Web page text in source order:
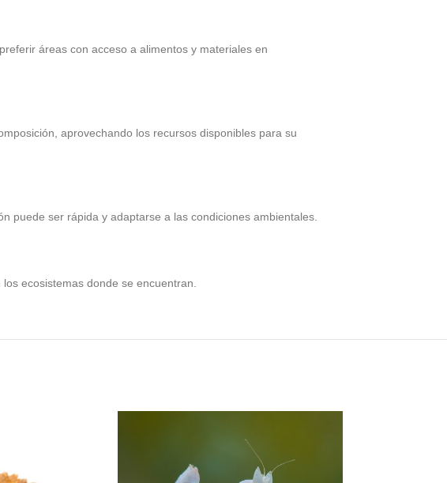
áreas con acceso a alimentos y materiales en
aprovechando los recursos disponibles para su
puede ser rápida y adaptarse a las condiciones ambientales.
ecosistemas donde se encuentran.